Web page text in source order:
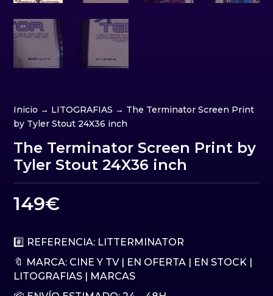
Inicio → LITOGRAFIAS → The Terminator Screen Print
by Tyler Stout 24X36 inch
The Terminator Screen Print by
Tyler Stout 24X36 inch
149€
#️⃣ REFERENCIA: LITTERMINATOR
🔖 MARCA: CINE Y TV| EN OFERTA | EN STOCK |
LITOGRAFIAS | MARCAS